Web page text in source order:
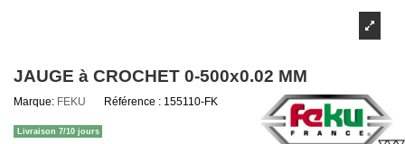
JAUGE à CROCHET 0-500x0.02 MM
Marque: FEKU Référence : 155110-FK
Livraison 7/10 jours